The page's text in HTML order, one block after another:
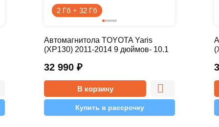
2 Гб + 32 Гб
32 990 ₽
Автомагнитола TOYOTA Yaris
(XP130) 2011-2014 9 дюймов- 10.1
В корзину
Купить в рассрочку